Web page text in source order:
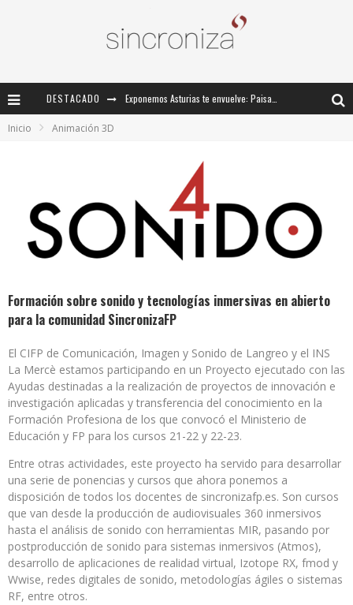
DESTACADO
Inicio Animación 3D
Formación sobre sonido y tecnologías inmersivas en abierto
para la comunidad SincronizaFP
El CIFP de Comunicación, Imagen y Sonido de Langreo y el INS
La Mercè estamos participando en un Proyecto ejecutado con las
Ayudas destinadas a la realización de proyectos de innovación e
investigación aplicadas y transferencia del conocimiento en la
Formación Profesiona de los que convocó el Ministerio de
Educación y FP para los cursos 21-22 y 22-23.
Entre otras actividades, este proyecto ha servido para desarrollar
una serie de ponencias y cursos que ahora ponemos a
disposición de todos los docentes de sincronizafp.es. Son cursos
que van desde la producción de audiovisuales 360 inmersivos
hasta el análisis de sonido con herramientas MIR, pasando por
postproducción de sonido para sistemas inmersivos (Atmos),
desarrollo de aplicaciones de realidad virtual, Izotope RX, fmod y
Wwise, redes digitales de sonido, metodologías ágiles o sistemas
RF, entre otros.